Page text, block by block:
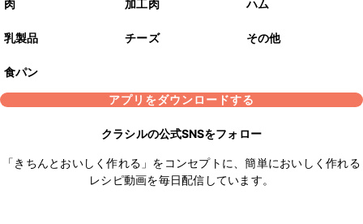
肉 加工肉 ハム
乳製品 チーズ その他
食パン
アプリをダウンロードする
クラシルの公式SNSをフォロー
「きちんとおいしく作れる」をコンセプトに、簡単においしく作れる
レシピ動画を毎日配信しています。